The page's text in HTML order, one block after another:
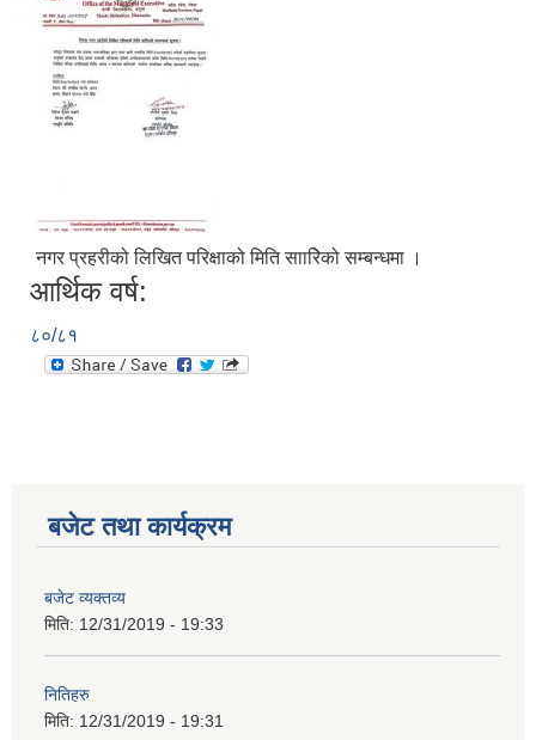
नगर प्रहरीको लिखित परिक्षाको मिति साारिेको सम्बन्धमा ।
आर्थिक वर्ष:
८०/८१
बजेट तथा कार्यक्रम
बजेट व्यक्तव्य
मिति: 12/31/2019 - 19:33
नितिहरु
मिति: 12/31/2019 - 19:31